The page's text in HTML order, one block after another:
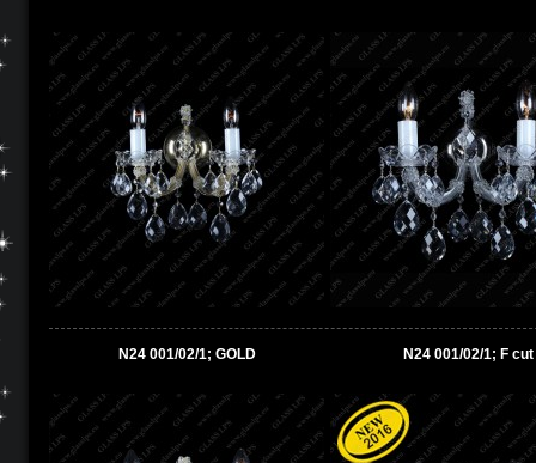
N24 001/02/1; GOLD N24 001/02/1; F cut